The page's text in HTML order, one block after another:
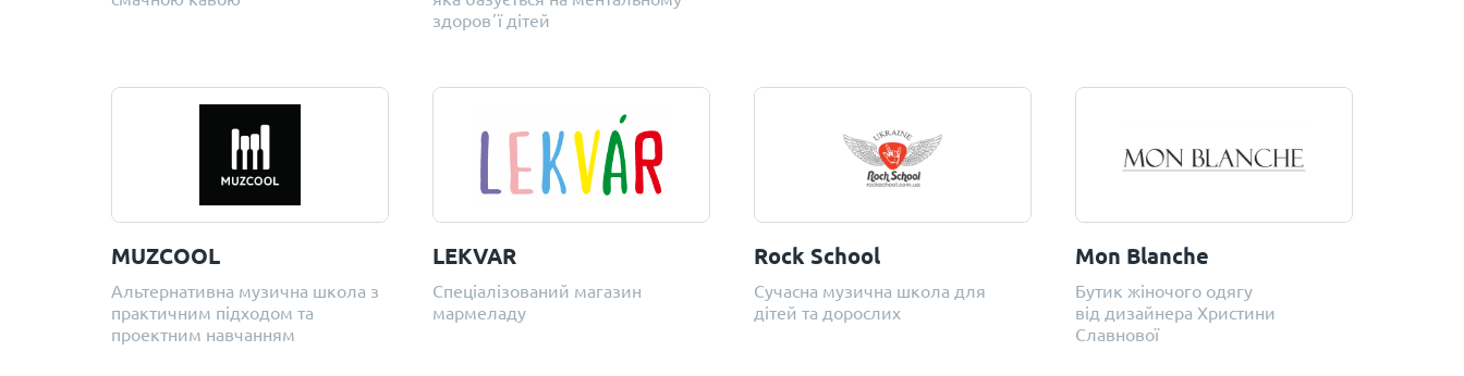
здоровʼї дітей
MUZCOOL
Альтернативна музична школа з
практичним підходом та
проектним навчанням
LEKVAR
Спеціалізований магазин
мармеладу
Rock School
Сучасна музична школа для
дітей та дорослих
Mon Blanche
Бутик жіночого одягу
від дизайнера Христини
Славнової